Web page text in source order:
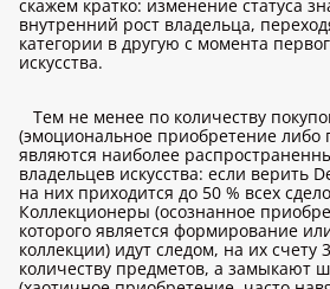
скажем кратко: изменение статуса
внутренний рост владельца,
категории в другую с момента
искусства.
Тем не менее по количеству
(эмоциональное приобретение либо
являются наиболее
владельцев искусства: если верить
на них приходится до 50 % всех
Коллекционеры (осознанное
которого является формирование
коллекции) идут следом, на их счету
количеству предметов, а замыкают